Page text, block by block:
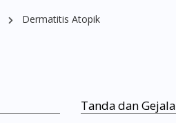
Dermatitis Atopik
Tanda dan Gejala